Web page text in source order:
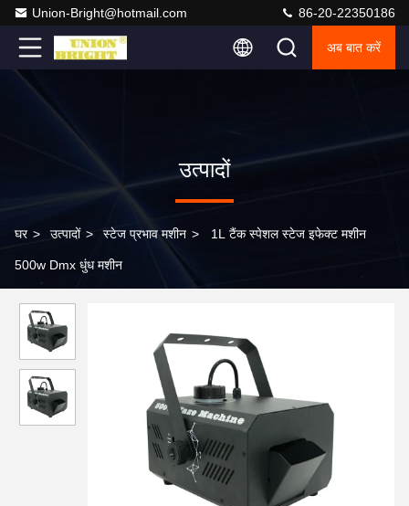
Union-Bright@hotmail.com 86-20-22350186
अब बात करें
उत्पादों
घर > उत्पादों > स्टेज प्रभाव मशीन > 1L टैंक स्पेशल स्टेज इफेक्ट मशीन
500w Dmx धुंध मशीन